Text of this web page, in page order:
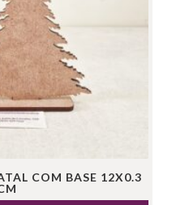
COM BASE 12X0.3